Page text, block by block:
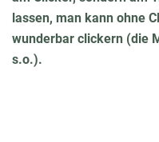
lassen, man kann ohne
wunderbar clickern (die
s.o.).